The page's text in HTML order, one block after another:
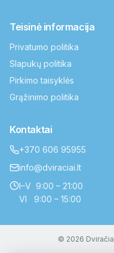
Teisinė informacija
Privatumo politika
Slapukų politika
Pirkimo taisyklės
Grąžinimo politika
Kontaktai
+370 606 95955
info@dviraciai.lt
I–V 9:00 – 21:00
VI 9:00 – 15:00
© 2026